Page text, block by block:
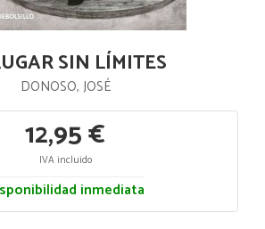
SIN LÍMITES
DONOSO, JOSÉ
12,95 €
IVA incluido
inmediata